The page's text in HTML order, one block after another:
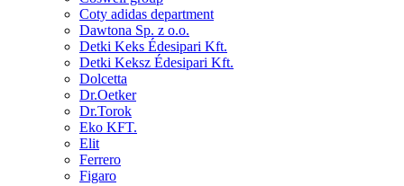
Coty adidas department
Dawtona Sp. z o.o.
Detki Keks Édesipari Kft.
Detki Keksz Édesipari Kft.
Dolcetta
Dr.Oetker
Dr.Torok
Eko KFT.
Elit
Ferrero
Figaro